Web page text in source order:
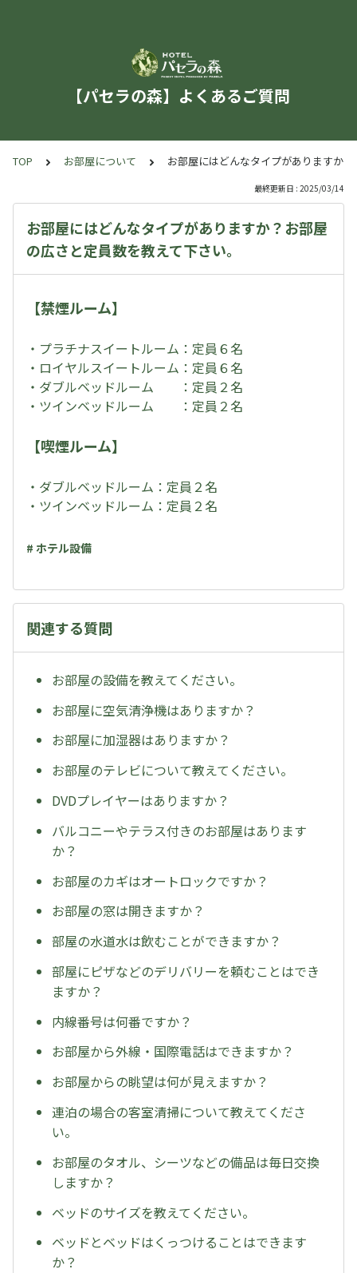
【パセラの森】よくあるご質問
TOP お部屋について お部屋にはどんなタイプがありますか
最終更新日 : 2025/03/14
お部屋にはどんなタイプがありますか？お部屋
の広さと定員数を教えて下さい。
【禁煙ルーム】
・プラチナスイートルーム：定員６名
・ロイヤルスイートルーム：定員６名
・ダブルベッドルーム ：定員２名
・ツインベッドルーム ：定員２名
【喫煙ルーム】
・ダブルベッドルーム：定員２名
・ツインベッドルーム：定員２名
# ホテル設備
関連する質問
お部屋の設備を教えてください。
お部屋に空気清浄機はありますか？
お部屋に加湿器はありますか？
お部屋のテレビについて教えてください。
DVDプレイヤーはありますか？
バルコニーやテラス付きのお部屋はあります
か？
お部屋のカギはオートロックですか？
お部屋の窓は開きますか？
部屋の水道水は飲むことができますか？
部屋にピザなどのデリバリーを頼むことはでき
ますか？
内線番号は何番ですか？
お部屋から外線・国際電話はできますか？
お部屋からの眺望は何が見えますか？
連泊の場合の客室清掃について教えてくださ
い。
お部屋のタオル、シーツなどの備品は毎日交換
しますか？
ベッドのサイズを教えてください。
ベッドとベッドはくっつけることはできます
か？